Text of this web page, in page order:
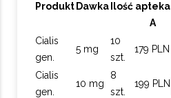
Produkt Dawka Ilość apteka
A
Cialis
gen.
5 mg
10
szt.
179 PLN
Cialis
gen.
10 mg
8
szt.
199 PLN